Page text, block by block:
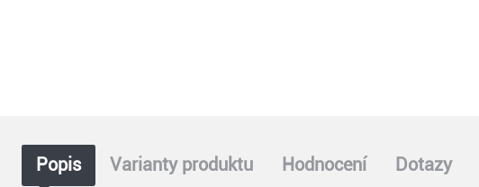
Popis Varianty produktu Hodnocení Dotazy